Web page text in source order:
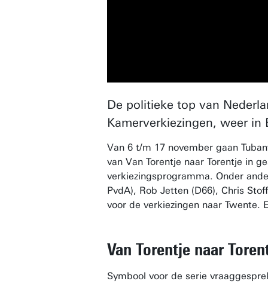
De politieke top van
Kamerverkiezingen, weer in
Van 6 t/m 17 november gaan
van Van Torentje naar Torentje in
verkiezingsprogramma. Onder
PvdA), Rob Jetten (D66), Chris
voor de verkiezingen naar Twente.
Van Torentje naar
Symbool voor de serie